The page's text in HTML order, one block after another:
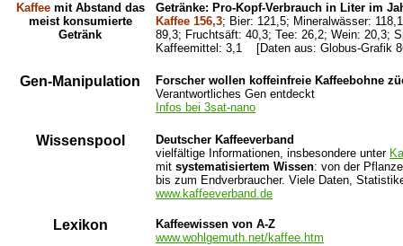
Kaffeemit Abstand das
meist konsumierte
Getränk
Getränke: Pro-Kopf-Verbrauch in Liter im
Kaffee 156,3; Bier: 121,5; Mineralwässer:
89,3; Fruchtsäft: 40,3; Tee: 26,2; Wein: 20,3;
Kaffeemittel: 3,1 [Daten aus: Globus-Grafik
Gen-Manipulation
Forscher wollen koffeinfreie Kaffeebohne
Verantwortliches Gen entdeckt
Infos bei 3sat-nano
Wissenspool
Deutscher Kaffeeverband
vielfältige Informationen, insbesondere unter
mit systematisiertem Wissen: von der
bis zum Endverbraucher. Viele Daten,
www.kaffeeverband.de
Lexikon
Kaffeewissen von A-Z
www.wohlgemuth.net/kaffee.htm